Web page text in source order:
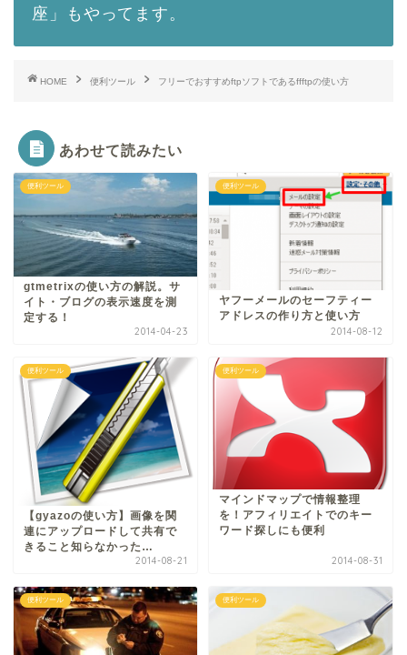
座」もやってます。
HOME 便利ツール フリーでおすすめftpソフトであるffftpの使い方
あわせて読みたい
便利ツール
gtmetrixの使い方の解説。サ
イト・ブログの表示速度を測
定する！
2014-04-23
便利ツール
ヤフーメールのセーフティー
アドレスの作り方と使い方
2014-08-12
便利ツール
【gyazoの使い方】画像を関
連にアップロードして共有で
きること知らなかった…
2014-08-21
便利ツール
マインドマップで情報整理
を！アフィリエイトでのキー
ワード探しにも便利
2014-08-31
便利ツール 便利ツール